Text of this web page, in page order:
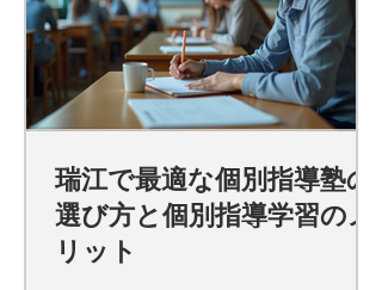
瑞江で最適な個別指導塾の
選び方と個別指導学習のメ
リット